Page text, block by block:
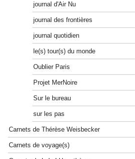
journal d'Air Nu
journal des frontières
journal quotidien
le(s) tour(s) du monde
Oublier Paris
Projet MerNoire
Sur le bureau
sur les pas
Carnets de Thérèse Weisbecker
Carnets de voyage(s)